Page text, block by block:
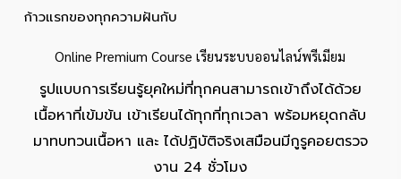
ก้าวแรกของทุกความฝันกับ
Online Premium Course เรียนระบบออนไลน์พรีเมียม
รูปแบบการเรียนรู้ยุคใหม่ที่ทุกคนสามารถเข้าถึงได้ด้วย
เนื้อหาที่เข้มข้น เข้าเรียนได้ทุกที่ทุกเวลา พร้อมหยุดกลับ
มาทบทวนเนื้อหา และ ได้ปฏิบัติจริงเสมือนมีกูรูคอยตรวจ
งาน 24 ชั่วโมง